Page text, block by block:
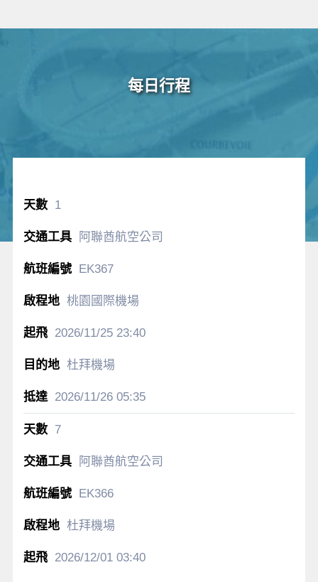
每日行程
1
阿聯酋航空公司
EK367
桃園國際機場
2026/11/2523:40
杜拜機場
2026/11/2605:35
7
阿聯酋航空公司
EK366
杜拜機場
2026/12/0103:40